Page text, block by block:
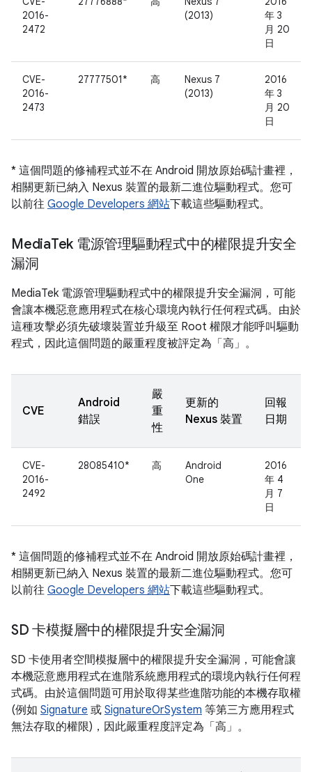
2016-
2472
(2013)
年 3
月 20
日
CVE-
2016-
2473
27777501* 高
Nexus 7
(2013)
2016
年 3
月 20
日
* 這個問題的修補程式並不在 Android 開放原始碼計畫裡，
相關更新已納入 Nexus 裝置的最新二進位驅動程式。您可
以前往 Google Developers 網站下載這些驅動程式。
MediaTek 電源管理驅動程式中的權限提升安全
漏洞
MediaTek 電源管理驅動程式中的權限提升安全漏洞，可能
會讓本機惡意應用程式在核心環境內執行任何程式碼。由於
這種攻擊必須先破壞裝置並升級至 Root 權限才能呼叫驅動
程式，因此這個問題的嚴重程度被評定為「高」。
CVE
Android
錯誤
嚴
重
性
更新的
Nexus 裝置
回報
日期
CVE-
2016-
2492
28085410* 高
Android
One
2016
年 4
月 7
日
* 這個問題的修補程式並不在 Android 開放原始碼計畫裡，
相關更新已納入 Nexus 裝置的最新二進位驅動程式。您可
以前往 Google Developers 網站下載這些驅動程式。
SD 卡模擬層中的權限提升安全漏洞
SD 卡使用者空間模擬層中的權限提升安全漏洞，可能會讓
本機惡意應用程式在進階系統應用程式的環境內執行任何程
式碼。由於這個問題可用於取得某些進階功能的本機存取權
(例如 Signature 或 SignatureOrSystem 等第三方應用程式
無法存取的權限)，因此嚴重程度評定為「高」。